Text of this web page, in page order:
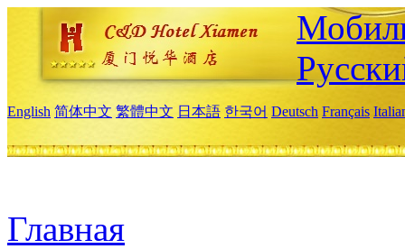
English 简体中文 繁體中文 日本語 한국어 Deutsch Français
Главная